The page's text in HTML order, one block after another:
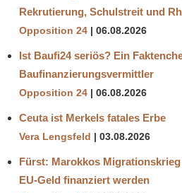
Rekrutierung, Schulstreit und
Opposition 24 06.08.2026
Ist Baufi24 seriös? Ein
Baufinanzierungsvermittler
Opposition 24 06.08.2026
Ceuta ist Merkels fatales Erbe
Vera Lengsfeld 03.08.2026
Fürst: Marokkos
EU-Geld finanziert werden